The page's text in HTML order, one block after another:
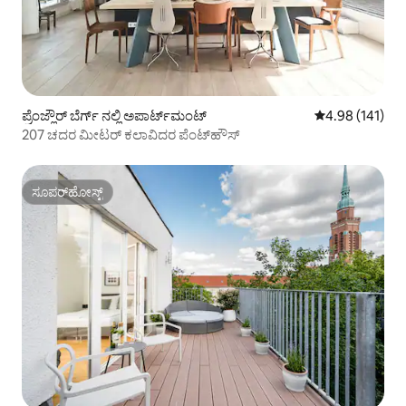
ಪ್ರೆಂಜ್ಲೌರ್ ಬೆರ್ಗ್ ನಲ್ಲಿ ಅಪಾರ್ಟ್‌ಮಂಟ್ 5 ರಲ್ಲಿ 4.98
4.98 (141)
207 ಚದರ ಮೀಟರ್ ಕಲಾವಿದರ ಪೆಂಟ್‌ಹೌಸ್
ಸೂಪರ್‌ಹೋಸ್ಟ್
ಸೂಪರ್‌ಹೋಸ್ಟ್